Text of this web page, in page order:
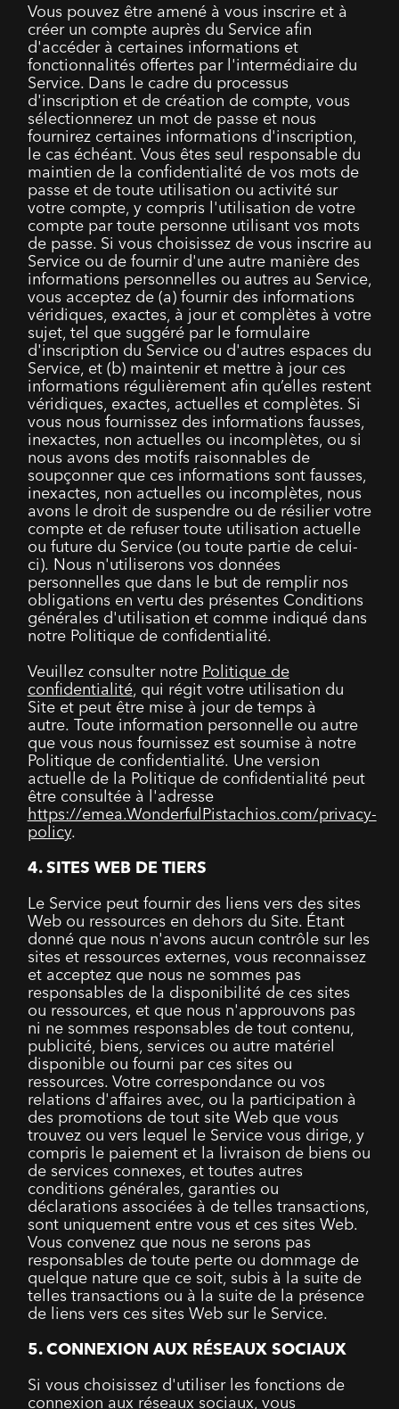
Vous pouvez être amené à vous inscrire et à
créer un compte auprès du Service afin
d'accéder à certaines informations et
fonctionnalités offertes par l'intermédiaire du
Service. Dans le cadre du processus
d'inscription et de création de compte, vous
sélectionnerez un mot de passe et nous
fournirez certaines informations d'inscription,
le cas échéant. Vous êtes seul responsable du
maintien de la confidentialité de vos mots de
passe et de toute utilisation ou activité sur
votre compte, y compris l'utilisation de votre
compte par toute personne utilisant vos mots
de passe. Si vous choisissez de vous inscrire au
Service ou de fournir d'une autre manière des
informations personnelles ou autres au Service,
vous acceptez de (a) fournir des informations
véridiques, exactes, à jour et complètes à votre
sujet, tel que suggéré par le formulaire
d'inscription du Service ou d'autres espaces du
Service, et (b) maintenir et mettre à jour ces
informations régulièrement afin qu’elles restent
véridiques, exactes, actuelles et complètes. Si
vous nous fournissez des informations fausses,
inexactes, non actuelles ou incomplètes, ou si
nous avons des motifs raisonnables de
soupçonner que ces informations sont fausses,
inexactes, non actuelles ou incomplètes, nous
avons le droit de suspendre ou de résilier votre
compte et de refuser toute utilisation actuelle
ou future du Service (ou toute partie de celui-
ci). Nous n'utiliserons vos données
personnelles que dans le but de remplir nos
obligations en vertu des présentes Conditions
générales d'utilisation et comme indiqué dans
notre Politique de confidentialité.
Veuillez consulter notre Politique de
confidentialité, qui régit votre utilisation du
Site et peut être mise à jour de temps à
autre. Toute information personnelle ou autre
que vous nous fournissez est soumise à notre
Politique de confidentialité. Une version
actuelle de la Politique de confidentialité peut
être consultée à l'adresse
https://emea.WonderfulPistachios.com/privacy-
policy.
4. SITES WEB DE TIERS
Le Service peut fournir des liens vers des sites
Web ou ressources en dehors du Site. Étant
donné que nous n'avons aucun contrôle sur les
sites et ressources externes, vous reconnaissez
et acceptez que nous ne sommes pas
responsables de la disponibilité de ces sites
ou ressources, et que nous n'approuvons pas
ni ne sommes responsables de tout contenu,
publicité, biens, services ou autre matériel
disponible ou fourni par ces sites ou
ressources. Votre correspondance ou vos
relations d'affaires avec, ou la participation à
des promotions de tout site Web que vous
trouvez ou vers lequel le Service vous dirige, y
compris le paiement et la livraison de biens ou
de services connexes, et toutes autres
conditions générales, garanties ou
déclarations associées à de telles transactions,
sont uniquement entre vous et ces sites Web.
Vous convenez que nous ne serons pas
responsables de toute perte ou dommage de
quelque nature que ce soit, subis à la suite de
telles transactions ou à la suite de la présence
de liens vers ces sites Web sur le Service.
5. CONNEXION AUX RÉSEAUX SOCIAUX
Si vous choisissez d'utiliser les fonctions de
connexion aux réseaux sociaux, vous